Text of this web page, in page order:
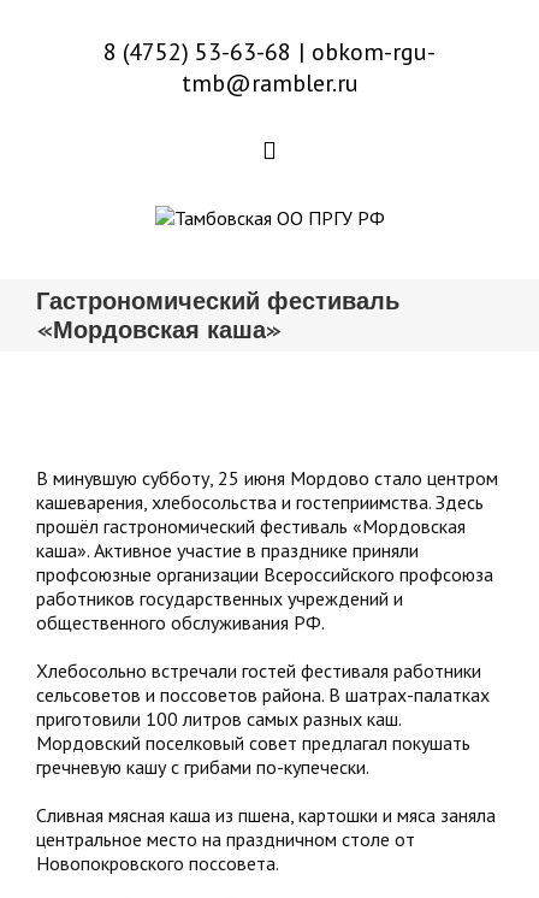
8 (4752) 53-63-68 | obkom-rgu-
tmb@rambler.ru
Гастрономический фестиваль
«Мордовская каша»
В минувшую субботу, 25 июня Мордово стало центром
кашеварения, хлебосольства и гостеприимства. Здесь
прошёл гастрономический фестиваль «Мордовская
каша». Активное участие в празднике приняли
профсоюзные организации Всероссийского профсоюза
работников государственных учреждений и
общественного обслуживания РФ.
Хлебосольно встречали гостей фестиваля работники
сельсоветов и поссоветов района. В шатрах-палатках
приготовили 100 литров самых разных каш.
Мордовский поселковый совет предлагал покушать
гречневую кашу с грибами по-купечески.
Сливная мясная каша из пшена, картошки и мяса заняла
центральное место на праздничном столе от
Новопокровского поссовета.